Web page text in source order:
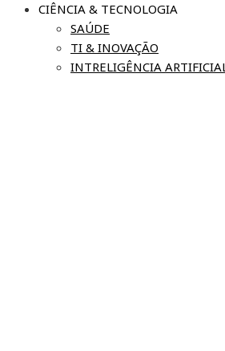
CIÊNCIA & TECNOLOGIA
SAÚDE
TI & INOVAÇÃO
INTRELIGÊNCIA